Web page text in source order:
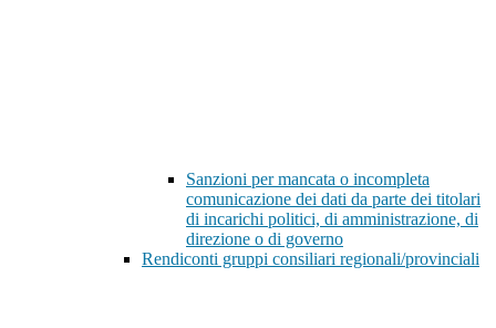
Sanzioni per mancata o incompleta
comunicazione dei dati da parte dei titolari
di incarichi politici, di amministrazione, di
direzione o di governo
Rendiconti gruppi consiliari regionali/provinciali